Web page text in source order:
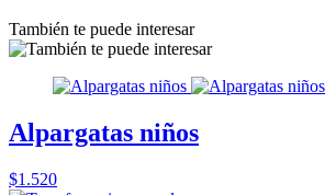
También te puede interesar
Alpargatas niños
$1.520